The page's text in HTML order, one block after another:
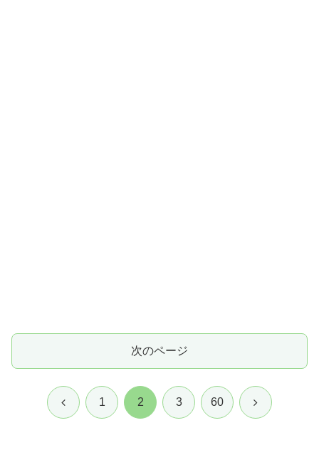
次のページ
前 1 2 3 60 次